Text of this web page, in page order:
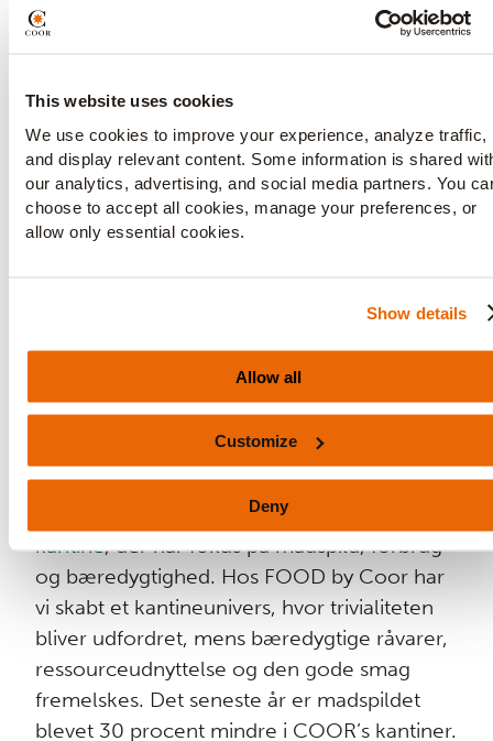
This website uses cookies
We use cookies to improve your experience, analyze traffic,
and display relevant content. Some information is shared
our analytics, advertising, and social media partners. You
choose to accept all cookies, manage your preferences, or
allow only essential cookies.
Show details
Allow all
Customize
Deny
belaster miljøet mere, end vi måske går
det i langt de fleste tilfælde at producere
maden i sig selv, og dernæst er det spild af
ressourcer, når maden efterfølgende smides
ud. Det forsager en unødig miljø- og
klimabelastning, som i sidste ende er
Hvordan undgår I madspild på
arbejdspladsen?
Som arbejdsplads kan man blandt andet
overveje, om man har valgt en
kantine, der har fokus på madspild, forbrug
og bæredygtighed. Hos FOOD by Coor har
vi skabt et kantineunivers, hvor trivialiteten
bliver udfordret, mens bæredygtige råvarer,
ressourceudnyttelse og den gode smag
fremelskes. Det seneste år er madspildet
blevet 30 procent mindre i COOR’s kantiner.